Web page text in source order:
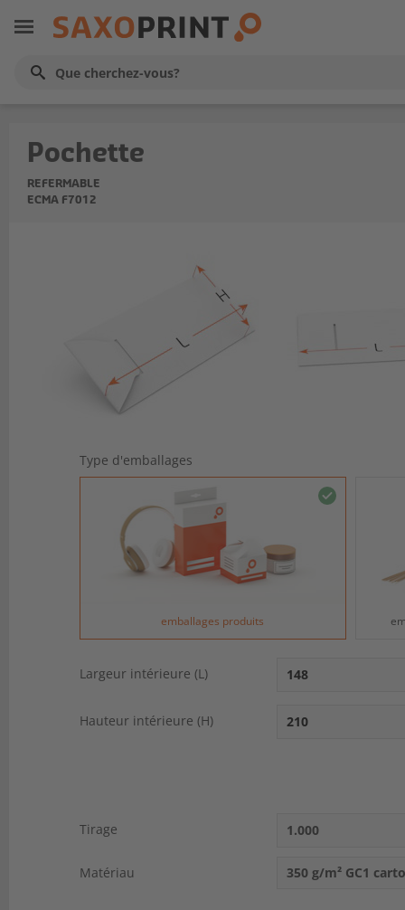
Pochette
REFERMABLE
ECMA F7012
Type d'emballages
emballages produits
Largeur intérieure (L)
Hauteur intérieure (H)
Tirage 1.000
Matériau 350 g/m² GC1